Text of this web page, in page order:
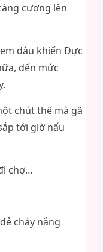
cương lên
dâu khiến Dực
đến mức
chút thế mà gã
tới giờ nấu
chợ…
cháy nắng